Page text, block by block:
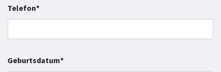
Telefon*
Geburtsdatum*